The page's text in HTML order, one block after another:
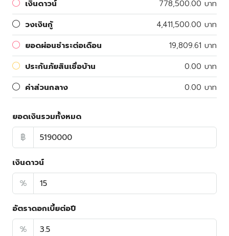
เงินดาวน์
778,500.00 บาท
วงเงินกู้
4,411,500.00 บาท
ยอดผ่อนชำระต่อเดือน
19,809.61 บาท
ประกันภัยสินเชื่อบ้าน
0.00 บาท
ค่าส่วนกลาง
0.00 บาท
ยอดเงินรวมทั้งหมด
฿
เงินดาวน์
%
อัตราดอกเบี้ยต่อปี
%